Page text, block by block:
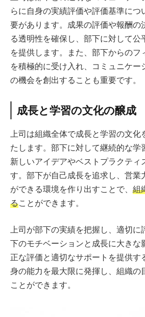
らに自身の実績評価や評価基準につ
要があります。成果の評価や報酬の
る透明性を確保し、部下に対して公
を提供します。また、部下からのフ
を積極的に受け入れ、コミュニケー
の機会を創出することも重要です。
成長と学習の文化の醸成
上司は組織全体で成長と学習の文化
たします。部下に対して継続的な学
新しいアイデアやベストプラクティ
す。部下が自己成長を追求し、営業
ができる環境を作り出すことで、 組
ることができます。
上司が部下の実績を把握し、適切に
下のモチベーションと成長に大きな
正な評価と適切なサポートを提供す
身の能力を最大限に発揮し、組織の
ことができます。